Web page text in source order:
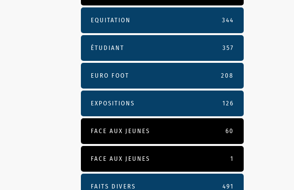
EQUITATION 344
ÉTUDIANT 357
EURO FOOT 208
EXPOSITIONS 126
FACE AUX JEUNES 60
FACE AUX JEUNES 1
FAITS DIVERS 491